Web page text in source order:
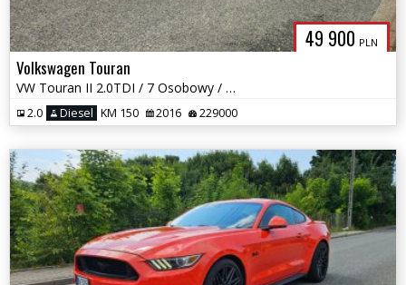
49 900 PLN
Volkswagen Touran
VW Touran II 2.0TDI / 7 Osobowy / 1 Właściciel / Nawi / Park assist
2.0 Diesel KM 150 2016 229000